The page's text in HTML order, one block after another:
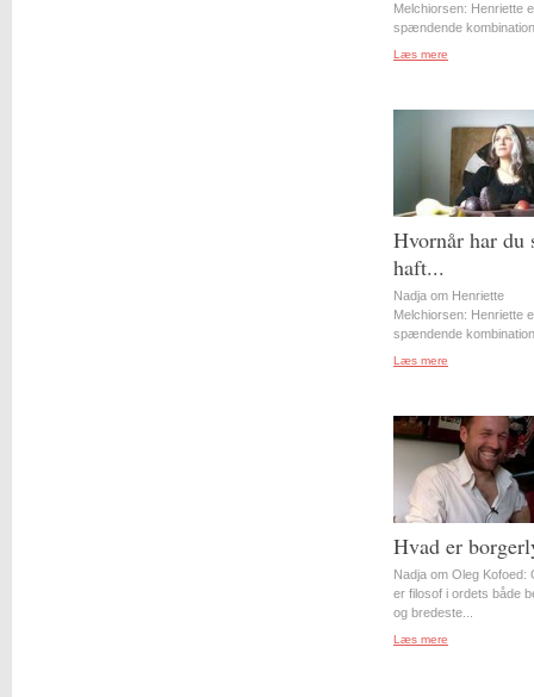
Melchiorsen: Henriette
spændende
Læs mere
Hvornår har du
haft...
Nadja om Henriette
Melchiorsen: Henriette
spændende
Læs mere
Hvad er
Nadja om Oleg Kofoed:
er filosof i ordets både
og bredeste...
Læs mere